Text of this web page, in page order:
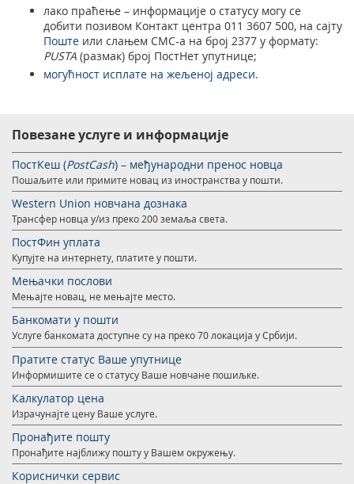
лако праћење – информације о статусу могу се
добити позивом Контакт центра 011 3607 500, на сајту
Поште или слањем СМС-а на број 2377 у формату:
PUSTA (размак) број ПостНет упутнице;
могућност исплате на жељеној адреси.
Повезане услуге и информације
ПостКеш (PostCash) – међународни пренос новца
Пошаљите или примите новац из иностранства у пошти.
Western Union новчана дознака
Трансфер новца у/из преко 200 земаља света.
ПостФин уплата
Купујте на интернету, платите у пошти.
Мењачки послови
Мењајте новац, не мењајте место.
Банкомати у пошти
Услуге банкомата доступне су на преко 70 локација у Србији.
Пратите статус Ваше упутнице
Информишите се о статусу Ваше новчане пошиљке.
Калкулатор цена
Израчунајте цену Ваше услуге.
Пронађите пошту
Пронађите најближу пошту у Вашем окружењу.
Кориснички сервис